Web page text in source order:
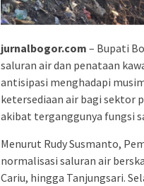
jurnalbogor.com – Bupati
saluran air dan penataan
antisipasi menghadapi
ketersediaan air bagi sektor
akibat terganggunya fungsi
Menurut Rudy Susmanto,
normalisasi saluran air
Cariu, hingga Tanjungsari.